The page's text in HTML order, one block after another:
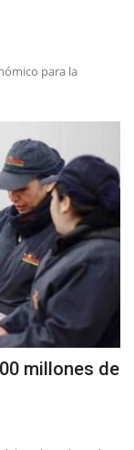
para la
millones de